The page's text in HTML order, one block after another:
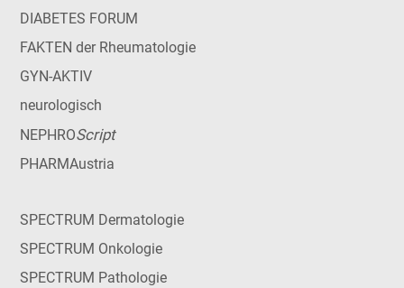
DIABETES FORUM
FAKTEN der Rheumatologie
GYN-AKTIV
neurologisch
NEPHROScript
PHARMAustria
SPECTRUM Dermatologie
SPECTRUM Onkologie
SPECTRUM Pathologie